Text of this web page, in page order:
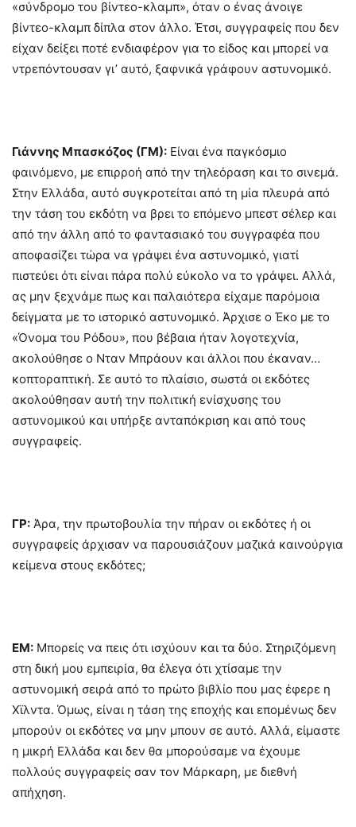
«σύνδρομο του βίντεο-κλαμπ», όταν ο ένας άνοιγε
βίντεο-κλαμπ δίπλα στον άλλο. Έτσι, συγγραφείς που δεν
είχαν δείξει ποτέ ενδιαφέρον για το είδος και μπορεί να
ντρεπόντουσαν γι’ αυτό, ξαφνικά γράφουν αστυνομικό.
Γιάννης Μπασκόζος (ΓΜ): Είναι ένα παγκόσμιο
φαινόμενο, με επιρροή από την τηλεόραση και το σινεμά.
Στην Ελλάδα, αυτό συγκροτείται από τη μία πλευρά από
την τάση του εκδότη να βρει το επόμενο μπεστ σέλερ και
από την άλλη από το φαντασιακό του συγγραφέα που
αποφασίζει τώρα να γράψει ένα αστυνομικό, γιατί
πιστεύει ότι είναι πάρα πολύ εύκολο να το γράψει. Αλλά,
ας μην ξεχνάμε πως και παλαιότερα είχαμε παρόμοια
δείγματα με το ιστορικό αστυνομικό. Άρχισε ο Έκο με το
«Όνομα του Ρόδου», που βέβαια ήταν λογοτεχνία,
ακολούθησε ο Νταν Μπράουν και άλλοι που έκαναν…
κοπτοραπτική. Σε αυτό το πλαίσιο, σωστά οι εκδότες
ακολούθησαν αυτή την πολιτική ενίσχυσης του
αστυνομικού και υπήρξε ανταπόκριση και από τους
συγγραφείς.
ΓΡ: Άρα, την πρωτοβουλία την πήραν οι εκδότες ή οι
συγγραφείς άρχισαν να παρουσιάζουν μαζικά καινούργια
κείμενα στους εκδότες;
ΕΜ: Μπορείς να πεις ότι ισχύουν και τα δύο. Στηριζόμενη
στη δική μου εμπειρία, θα έλεγα ότι χτίσαμε την
αστυνομική σειρά από το πρώτο βιβλίο που μας έφερε η
Χϊλντα. Όμως, είναι η τάση της εποχής και επομένως δεν
μπορούν οι εκδότες να μην μπουν σε αυτό. Αλλά, είμαστε
η μικρή Ελλάδα και δεν θα μπορούσαμε να έχουμε
πολλούς συγγραφείς σαν τον Μάρκαρη, με διεθνή
απήχηση.